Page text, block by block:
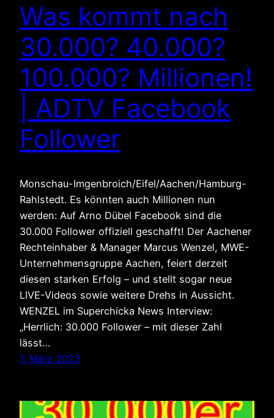
Was kommt nach
30.000? 40.000?
100.000? Millionen!
| ADTV Facebook
Follower
Monschau-Imgenbroich/Eifel/Aachen/Hamburg-
Rahlstedt. Es könnten auch Millionen nun
werden: Auf Arno Dübel Facebook sind die
30.000 Follower offiziell geschafft! Der Aachener
Rechteinhaber & Manager Marcus Wenzel, MWE-
Unternehmensgruppe Aachen, feiert derzeit
diesen starken Erfolg – und stellt sogar neue
LIVE-Videos sowie weitere Drehs in Aussicht.
WENZEL im Superchicka News Interview:
„Herrlich: 30.000 Follower – mit dieser Zahl
lässt…
1. März 2023